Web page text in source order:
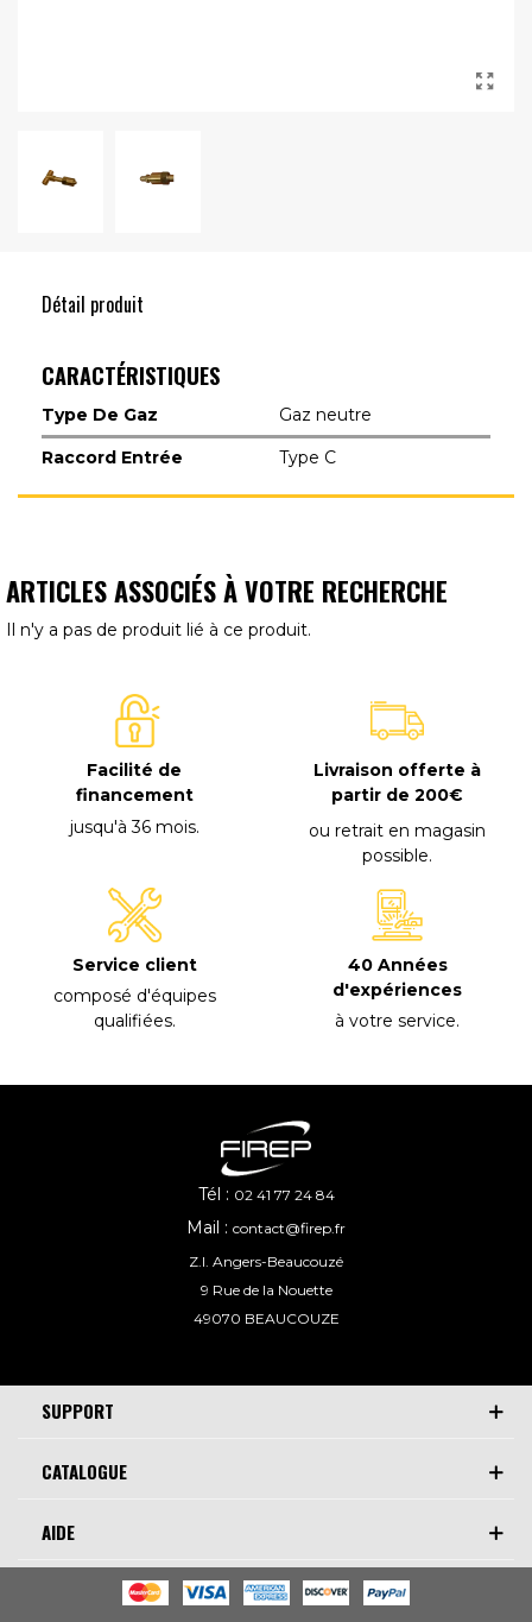
Détail produit
CARACTÉRISTIQUES
Type De Gaz
Gaz neutre
Raccord Entrée
Type C
ARTICLES ASSOCIÉS À VOTRE RECHERCHE
Il n'y a pas de produit lié à ce produit.
Facilité de
financement
jusqu'à 36 mois.
Livraison offerte à
partir de 200€
ou retrait en magasin
possible.
Service client
composé d'équipes
qualifiées.
40 Années
d'expériences
à votre service.
AIDE
CATALOGUE
SUPPORT
Tél : 02 41 77 24 84
Mail : contact@firep.fr
Z.I. Angers-Beaucouzé
9 Rue de la Nouette
49070 BEAUCOUZE